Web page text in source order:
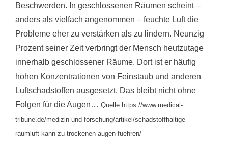
Beschwerden. In geschlossenen Räumen scheint –
anders als vielfach angenommen – feuchte Luft die
Probleme eher zu verstärken als zu lindern. Neunzig
Prozent seiner Zeit verbringt der Mensch heutzutage
innerhalb geschlossener Räume. Dort ist er häufig
hohen Konzentrationen von Feinstaub und anderen
Luftschadstoffen ausgesetzt. Das bleibt nicht ohne
Folgen für die Augen… Quelle https://www.medical-
tribune.de/medizin-und-forschung/artikel/schadstoffhaltige-
raumluft-kann-zu-trockenen-augen-fuehren/